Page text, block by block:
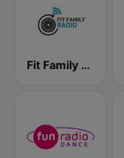
Fit Family Radio